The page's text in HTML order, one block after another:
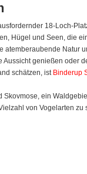
18-Loch-
Hügel und Seen, die
atemberaubende Natur
genießen oder
schätzen, ist Binderup
Skovmose, ein
von Vogelarten zu